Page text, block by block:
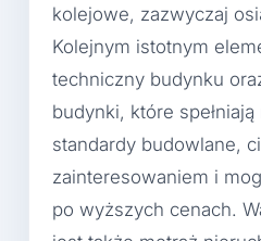
kolejowe, zazwyczaj
Kolejnym istotnym
techniczny budynku
budynki, które
standardy budowlane,
zainteresowaniem i
po wyższych cenach.